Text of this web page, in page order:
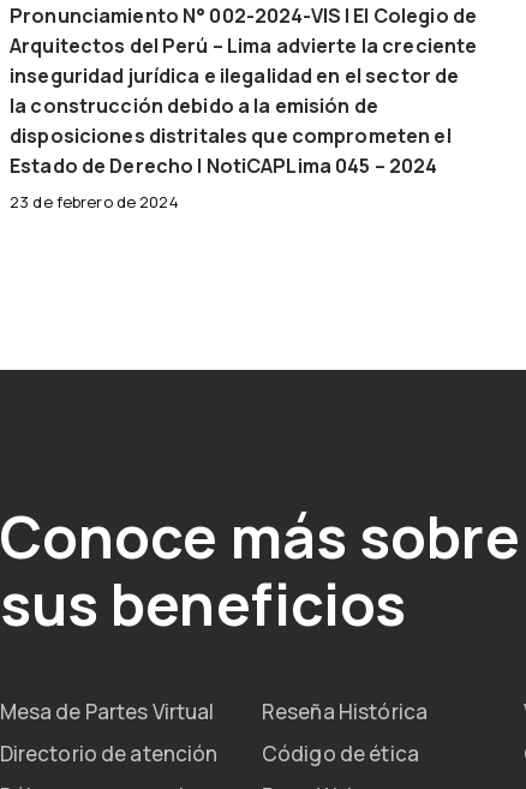
Pronunciamiento N° 002-2024-VIS | El Colegio de
Arquitectos del Perú – Lima advierte la creciente
inseguridad jurídica e ilegalidad en el sector de
la construcción debido a la emisión de
disposiciones distritales que comprometen el
Estado de Derecho | NotiCAPLima 045 – 2024
23 de febrero de 2024
Conoce más
sus beneficios
Mesa de Partes Virtual Reseña Histórica
Directorio de atención
Código de ética